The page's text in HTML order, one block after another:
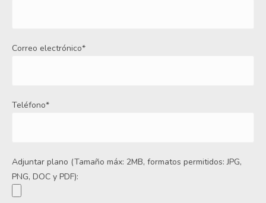
Correo electrónico*
Teléfono*
Adjuntar plano (Tamaño máx: 2MB, formatos permitidos: JPG,
PNG, DOC y PDF):